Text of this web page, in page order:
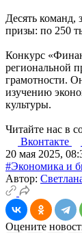
Десять команд,
призы: по 250
Конкурс
региональной
грамотности.
изучению
культуры.
Читайте нас в
Вконтакте
20 мая 2025,
#Экономика и
Автор:
Оцените